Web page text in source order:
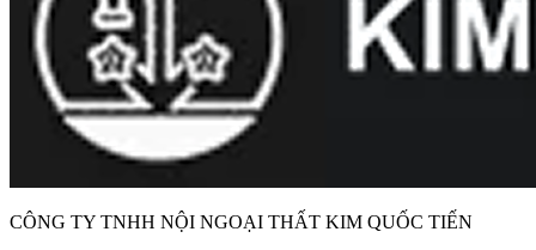
Kích thước của máy rửa chén Malloca MDW14-S10TFT
Các hộc rửa của máy được thiết kế khoa học với 2 giá đựng
chén đĩa rộng rãi ở ngăn trên và dưới, cùng một kệ đựng dao,
muỗng, nĩa làm từ inox. Hộc đựng chất tẩy rửa và muối làm
CÔNG TY TNHH NỘI NGOẠI THẤT KIM QUỐC TIẾN